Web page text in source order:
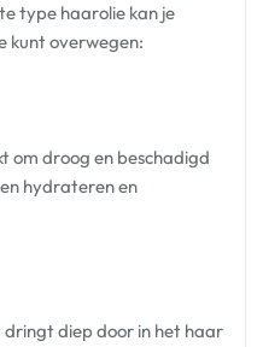
type haarolie kan je
kunt overwegen:
om droog en beschadigd
hydrateren en
dringt diep door in het haar